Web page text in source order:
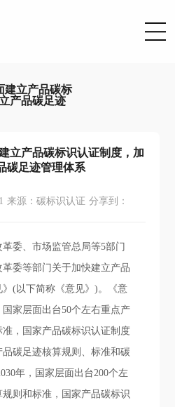
建立产品碳标
产品碳足迹
立产品碳标识认证制度，加
碳足迹管理体系
来源：碳标识认证 分享到：
委、市场监管总局等5部门
委等部门关于加快建立产品
(以下简称《意见》)。《意
国家层面出台50个左右重点产
，国家产品碳标识认证制度
碳足迹核算规则、标准和碳
年，国家层面出台200个左
则和标准，国家产品碳标识